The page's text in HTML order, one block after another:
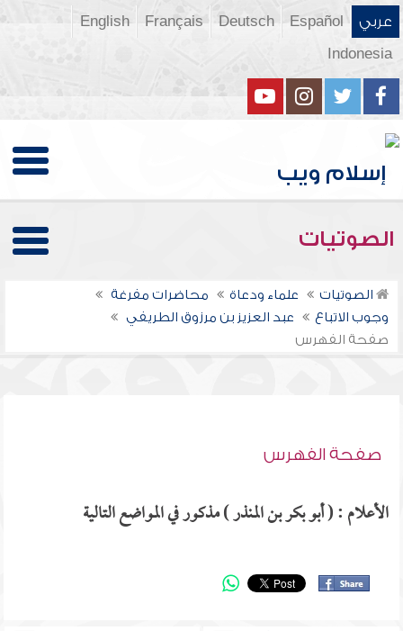
عربي Español
Deutsch
Français
English
Indonesia
الصوتيات
الصوتيات علماء ودعاة
محاضرات مفرغة
وجوب الاتباع
عبد العزيز بن مرزوق الطريفي
صفحة الفهرس
صفحة الفهرس
الأعلام : ( أبو بكر بن المنذر ) مذكور في المواضع التالية